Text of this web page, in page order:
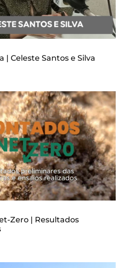
| Celeste Santos e Silva
Zero | Resultados